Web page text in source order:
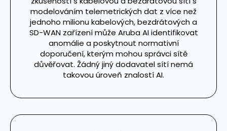
modelováním telemetrických dat z více než
jednoho milionu kabelových, bezdrátových a
SD-WAN zařízení může Aruba AI identifikovat
anomálie a poskytnout normativní
doporučení, kterým mohou správci sítě
důvěřovat. Žádný jiný dodavatel sítí nemá
takovou úroveň znalostí AI.